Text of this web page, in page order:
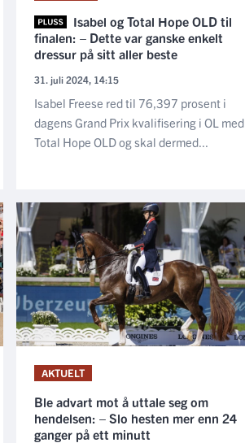
Isabel og Total Hope OLD til
finalen: – Dette var ganske enkelt
dressur på sitt aller beste
31. juli 2024, 14:15
Isabel Freese red til 76,397 prosent i
dagens Grand Prix kvalifisering i OL med
Total Hope OLD og skal dermed...
AKTUELT
Ble advart mot å uttale seg om
hendelsen: – Slo hesten mer enn 24
ganger på ett minutt